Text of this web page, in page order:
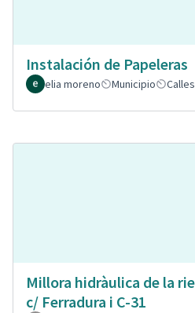
Instalación de Papeleras
elia moreno
Municipio
Millora hidràulica de la
c/ Ferradura i C-31